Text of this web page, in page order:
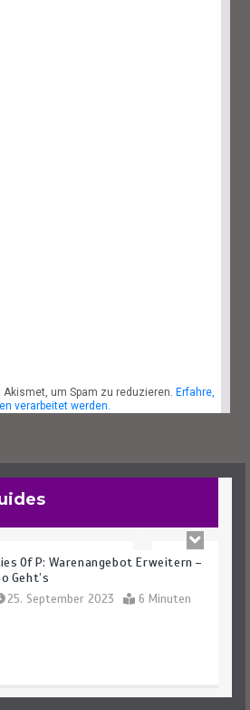
um Spam zu reduzieren. Erfahre,
verarbeitet werden.
Of P: Alle Waffen Und Fundorte
Of P: Warenangebot Erweitern –
Geht’s
25. September 2023 6 Minuten